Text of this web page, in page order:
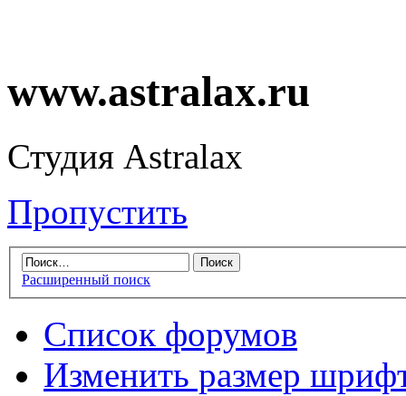
www.astralax.ru
Студия Astralax
Пропустить
Расширенный поиск
Список форумов
Изменить размер